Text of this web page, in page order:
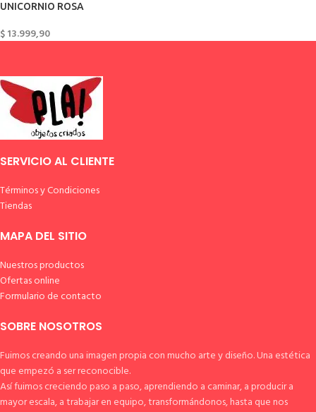
UNICORNIO ROSA
$13.999,90
SERVICIO AL CLIENTE
Términos y Condiciones
Tiendas
MAPA DEL SITIO
Nuestros productos
Ofertas online
Formulario de contacto
SOBRE NOSOTROS
Fuimos creando una imagen propia con mucho arte y diseño. Una estética
que empezó a ser reconocible.
Así fuimos creciendo paso a paso, aprendiendo a caminar, a producir a
mayor escala, a trabajar en equipo, transformándonos, hasta que nos